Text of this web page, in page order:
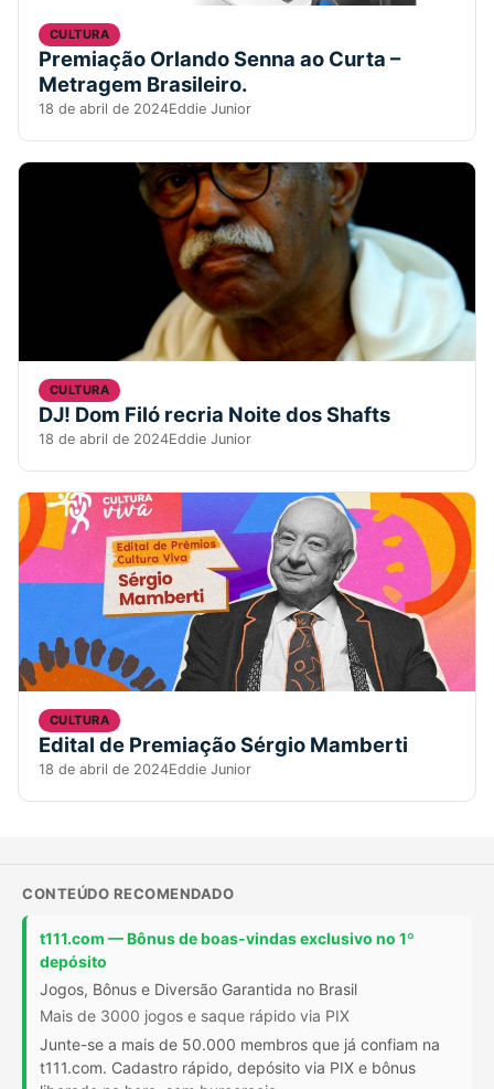
CULTURA
Premiação Orlando Senna ao Curta –
Metragem Brasileiro.
18 de abril de 2024Eddie Junior
CULTURA
DJ! Dom Filó recria Noite dos Shafts
18 de abril de 2024Eddie Junior
CULTURA
Edital de Premiação Sérgio Mamberti
18 de abril de 2024Eddie Junior
CONTEÚDO RECOMENDADO
t111.com — Bônus de boas-vindas exclusivo no 1º
depósito
Jogos, Bônus e Diversão Garantida no Brasil
Mais de 3000 jogos e saque rápido via PIX
Junte-se a mais de 50.000 membros que já confiam na
t111.com. Cadastro rápido, depósito via PIX e bônus